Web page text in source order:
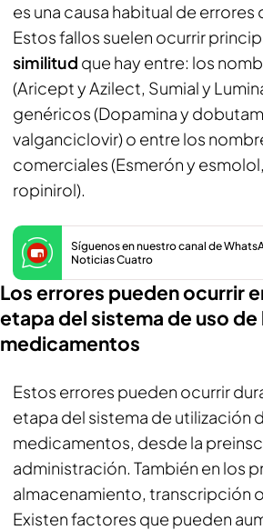
es una causa habitual de
Estos fallos suelen ocurrir
similitud que hay entre: los
(Aricept y Azilect, Sumial y
genéricos (Dopamina y
valganciclovir) o entre los
comerciales (Esmerón y
ropinirol).
Síguenos en nuestro canal de
Noticias Cuatro
Los errores pueden ocurrir
etapa del sistema de uso de
medicamentos
Estos errores pueden ocurrir
etapa del sistema de utilización
medicamentos, desde la
administración. También en los
almacenamiento, transcripción
Existen factores que pueden